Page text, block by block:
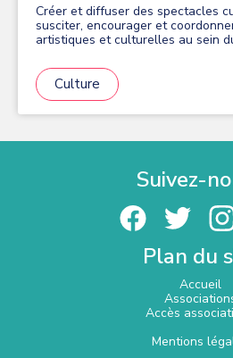
Créer et diffuser des spectacles
susciter, encourager et
artistiques et culturelles au sein
développement de ses activités.
Culture
Suivez-
Plan du
Accueil
Accès
Mentions